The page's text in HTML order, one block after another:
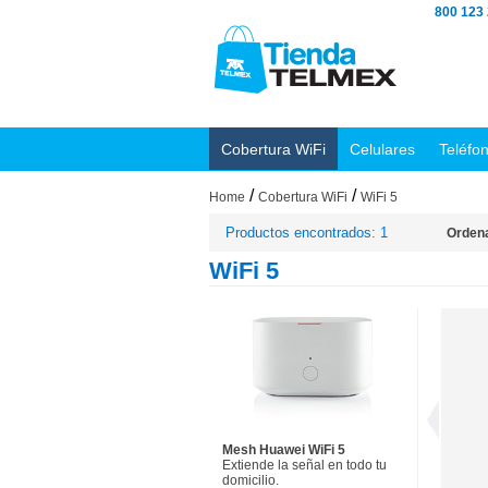
800 123
Cobertura WiFi Celulares
Home / Cobertura WiFi / WiFi 5
Productos encontrados: 1
WiFi 5
Mesh Huawei WiFi 5
Extiende la señal en todo tu
domicilio.